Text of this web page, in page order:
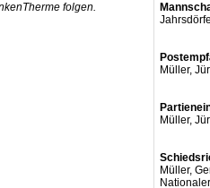
folgen.
Müller,
Müller,
Müller,